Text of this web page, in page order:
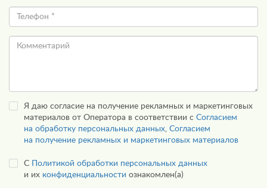
Я даю согласие на получение рекламных и маркетинговых
материалов от Оператора в соответствии с Согласием
на обработку персональных данных, Согласием
на получение рекламных и маркетинговых материалов
С
Политикой обработки персональных данных
и их конфиденциальности ознакомлен(а)